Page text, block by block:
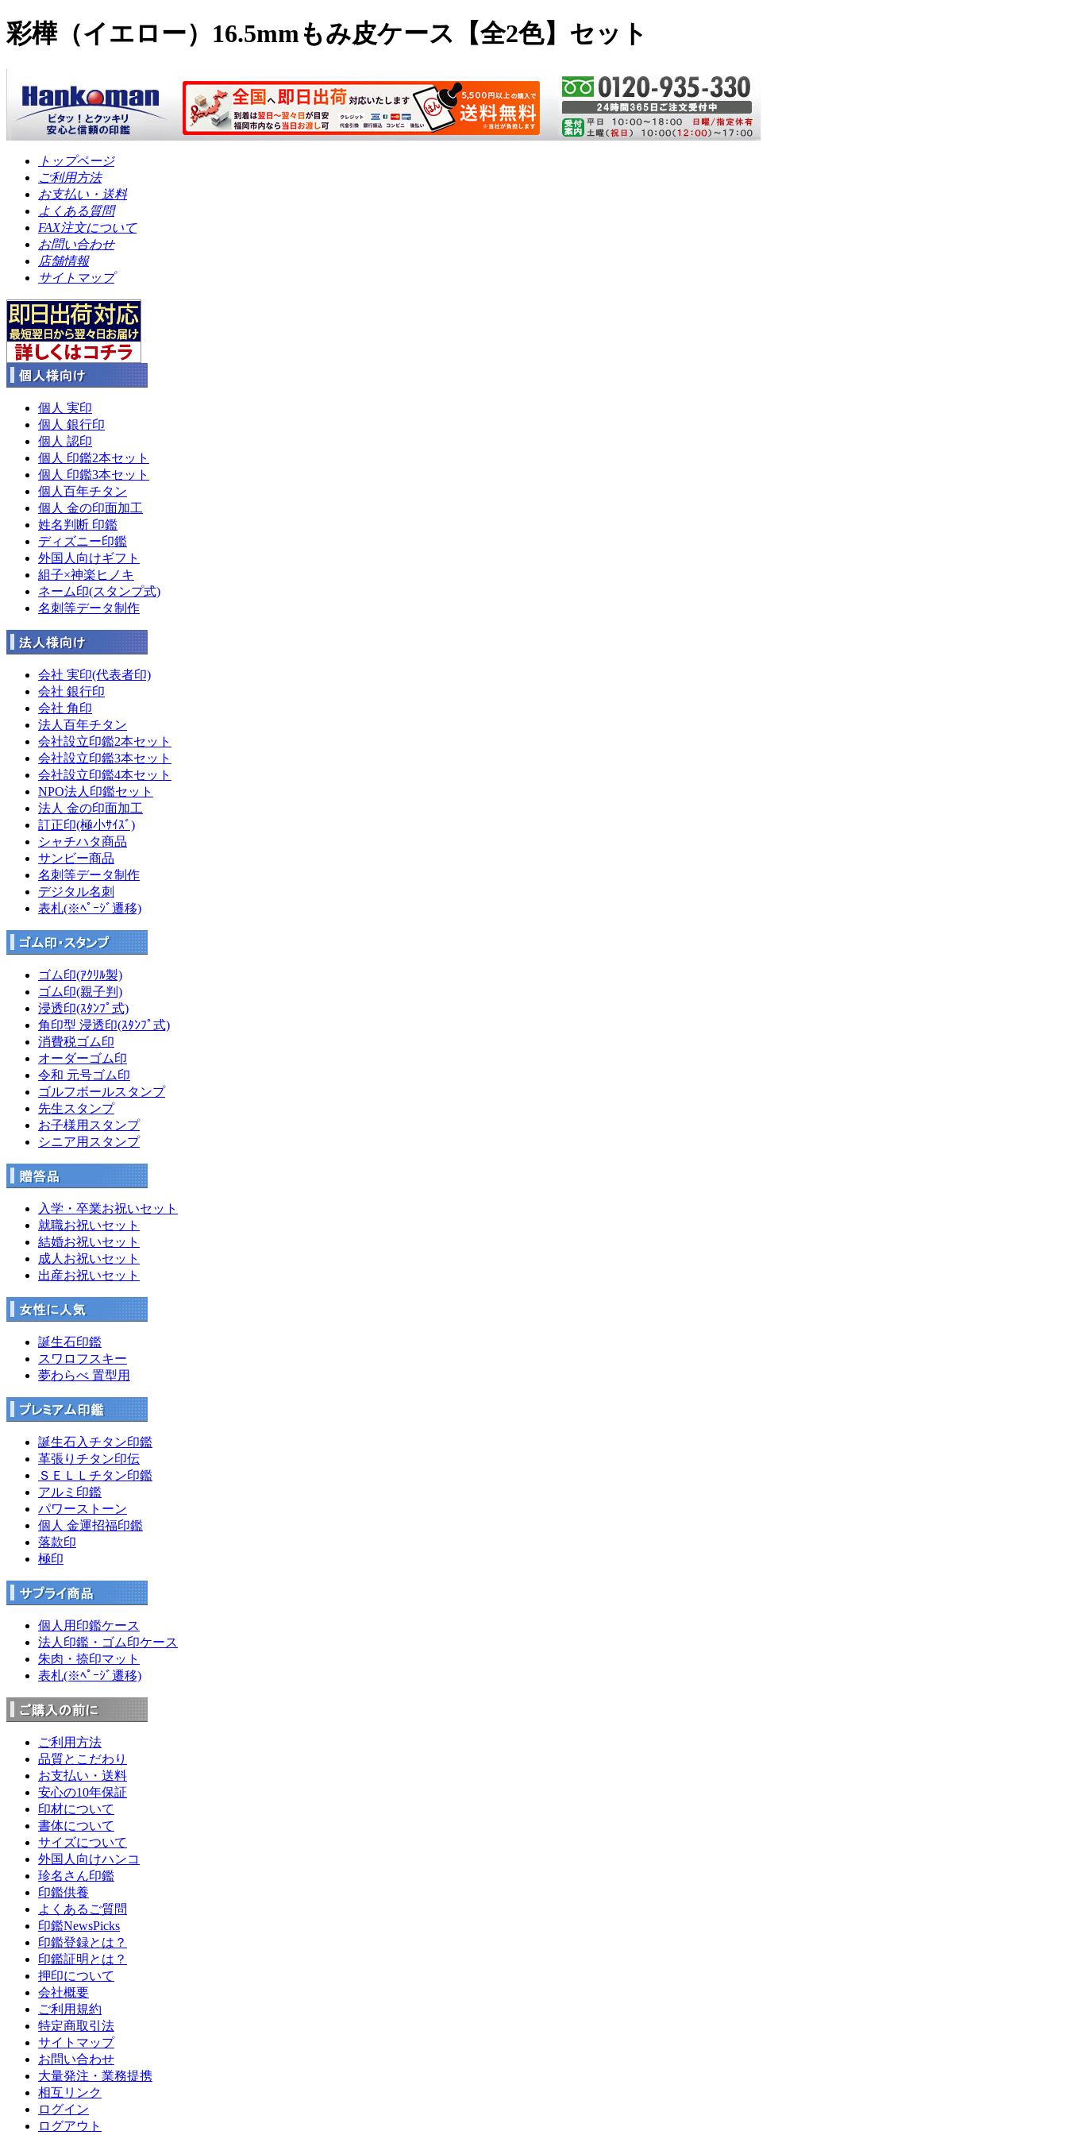
彩樺（イエロー）16.5mmもみ皮ケース【全2色】セット
トップページ
ご利用方法
お支払い・送料
よくある質問
FAX注文について
お問い合わせ
店舗情報
サイトマップ
個人 実印
個人 銀行印
個人 認印
個人 印鑑2本セット
個人 印鑑3本セット
個人百年チタン
個人 金の印面加工
姓名判断 印鑑
ディズニー印鑑
外国人向けギフト
組子×神楽ヒノキ
ネーム印(スタンプ式)
名刺等データ制作
会社 実印(代表者印)
会社 銀行印
会社 角印
法人百年チタン
会社設立印鑑2本セット
会社設立印鑑3本セット
会社設立印鑑4本セット
NPO法人印鑑セット
法人 金の印面加工
訂正印(極小ｻｲｽﾞ)
シャチハタ商品
サンビー商品
名刺等データ制作
デジタル名刺
表札(※ﾍﾟｰｼﾞ遷移)
ゴム印(ｱｸﾘﾙ製)
ゴム印(親子判)
浸透印(ｽﾀﾝﾌﾟ式)
角印型 浸透印(ｽﾀﾝﾌﾟ式)
消費税ゴム印
オーダーゴム印
令和 元号ゴム印
ゴルフボールスタンプ
先生スタンプ
お子様用スタンプ
シニア用スタンプ
入学・卒業お祝いセット
就職お祝いセット
結婚お祝いセット
成人お祝いセット
出産お祝いセット
誕生石印鑑
スワロフスキー
夢わらべ 置型用
誕生石入チタン印鑑
革張りチタン印伝
ＳＥＬＬチタン印鑑
アルミ印鑑
パワーストーン
個人 金運招福印鑑
落款印
極印
個人用印鑑ケース
法人印鑑・ゴム印ケース
朱肉・捺印マット
表札(※ﾍﾟｰｼﾞ遷移)
ご利用方法
品質とこだわり
お支払い・送料
安心の10年保証
印材について
書体について
サイズについて
外国人向けハンコ
珍名さん印鑑
印鑑供養
よくあるご質問
印鑑NewsPicks
印鑑登録とは？
印鑑証明とは？
押印について
会社概要
ご利用規約
特定商取引法
サイトマップ
お問い合わせ
大量発注・業務提携
相互リンク
ログイン
ログアウト